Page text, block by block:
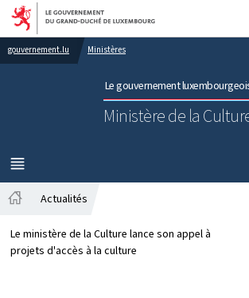
Aller au menu principal
Aller au contenu
gouvernement.lu Ministères
Le gouvernement
Ministère de la
MENU
PRINCIPAL
Actualités
Le ministère de la Culture lance son appel à
projets d'accès à la culture